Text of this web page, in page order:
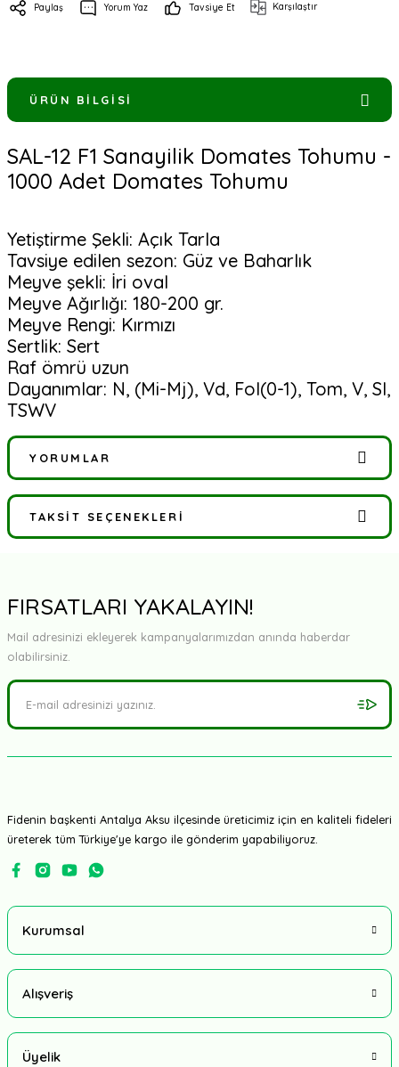
Paylaş Yorum Yaz Tavsiye Et Karşılaştır
ÜRÜN BILGISI
SAL-12 F1 Sanayilik Domates Tohumu -
1000 Adet Domates Tohumu
Yetiştirme Şekli: Açık Tarla
Tavsiye edilen sezon: Güz ve Baharlık
Meyve şekli: İri oval
Meyve Ağırlığı: 180-200 gr.
Meyve Rengi: Kırmızı
Sertlik: Sert
Raf ömrü uzun
Dayanımlar: N, (Mi-Mj), Vd, Fol(0-1), Tom, V, SI,
TSWV
YORUMLAR
Bu ürüne ilk yorumu siz yapın!
TAKSIT SEÇENEKLERI
FIRSATLARI YAKALAYIN!
Mail adresinizi ekleyerek kampanyalarımızdan anında haberdar
olabilirsiniz.
Fidenin başkenti Antalya Aksu ilçesinde üreticimiz için en kaliteli fideleri
üreterek tüm Türkiye'ye kargo ile gönderim yapabiliyoruz.
Kurumsal
Alışveriş
Üyelik